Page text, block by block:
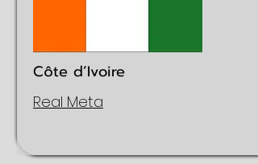
Côte d’Ivoire
Real Meta